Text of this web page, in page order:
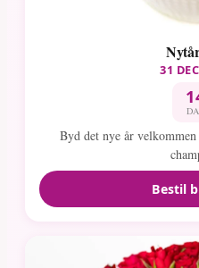
31
Byd det nye år
Bestil